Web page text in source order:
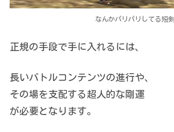
なんかパリパリしてる短剣
正規の手段で手に入れるには、
長いバトルコンテンツの進行や、
その場を支配する超人的な剛運
が必要となります。